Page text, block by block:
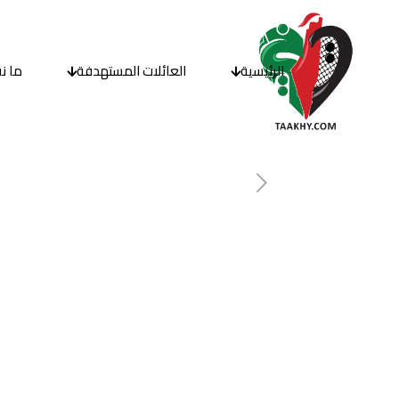
الرئيسية العائلات المستهدفة ما